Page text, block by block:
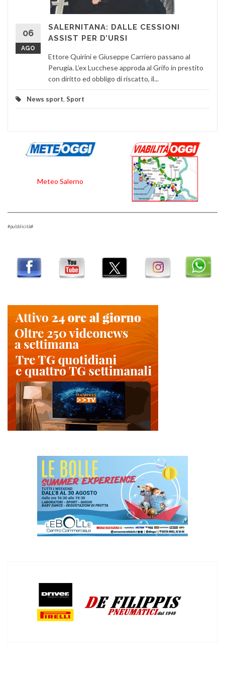
06
AGO
SALERNITANA: DALLE CESSIONI
ASSIST PER D’URSI
Ettore Quirini e Giuseppe Carriero passano al
Perugia. L’ex Lucchese approda al Grifo in prestito
con diritto ed obbligo di riscatto, il...
News sport, Sport
Meteo Salerno
#pubblicità#